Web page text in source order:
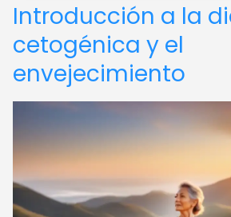
Introducción a la
cetogénica y el
envejecimiento